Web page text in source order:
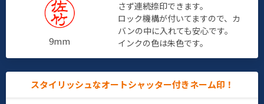
9mm
さず連続捺印できます。
ロック機構が付いてますので、カ
バンの中に入れても安心です。
インクの色は朱色です。
スタイリッシュなオートシャッター付きネーム印！